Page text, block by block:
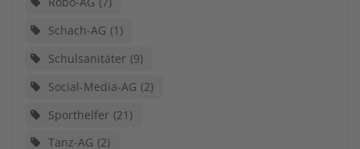
Schach-AG 1
Schulsanitäter 9
Social-Media-AG 2
Sporthelfer 21
Tanz-AG 2